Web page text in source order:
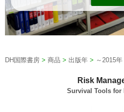
DH国際書房 > 商品 > 出版年 > ～2015年
Risk
Survival Tools for